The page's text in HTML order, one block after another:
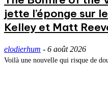
jette l’éponge sur
Kelley et Matt
elodierhum - 6 août 2026
Voilà une nouvelle qui risque de